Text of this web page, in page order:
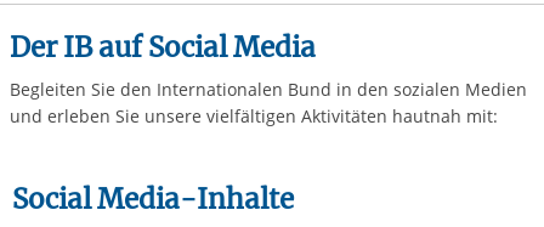
Der IB auf Social Media
Begleiten Sie den Internationalen Bund in den sozialen Medien
und erleben Sie unsere vielfältigen Aktivitäten hautnah mit:
Social Media-Inhalte